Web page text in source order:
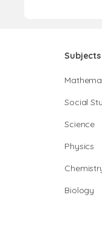
Subjects
Social
Science
Physics
Biology